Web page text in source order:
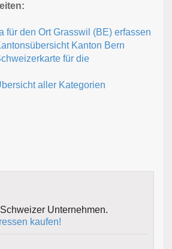
für den Ort Grasswil (BE) erfassen
Kanton Bern
für die
aller Kategorien
Unternehmen.
kaufen!